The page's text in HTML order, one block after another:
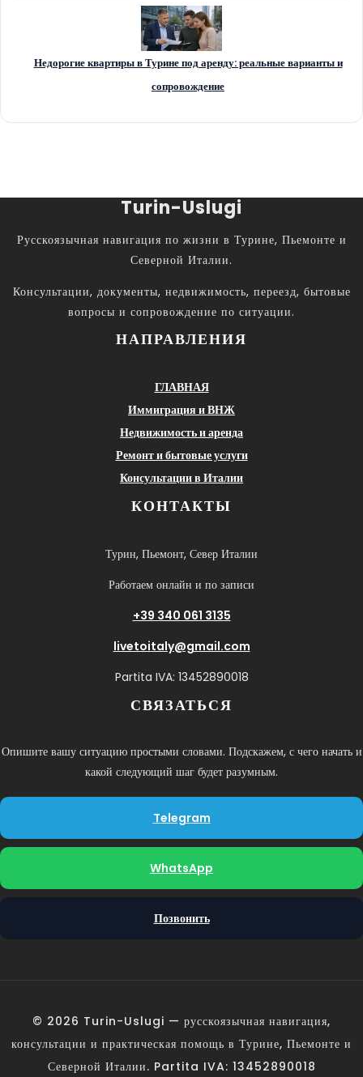
Недорогие квартиры в Турине под аренду: реальные варианты и
сопровождение
Turin-Uslugi
Русскоязычная навигация по жизни в Турине, Пьемонте и
Северной Италии.
Консультации, документы, недвижимость, переезд, бытовые
вопросы и сопровождение по ситуации.
НАПРАВЛЕНИЯ
ГЛАВНАЯ
Иммиграция и ВНЖ
Недвижимость и аренда
Ремонт и бытовые услуги
Консультации в Италии
КОНТАКТЫ
Турин, Пьемонт, Север Италии
Работаем онлайн и по записи
+39 340 061 3135
livetoitaly@gmail.com
Partita IVA: 13452890018
СВЯЗАТЬСЯ
Опишите вашу ситуацию простыми словами. Подскажем, с чего начать и
какой следующий шаг будет разумным.
Telegram
WhatsApp
Позвонить
© 2026 Turin-Uslugi — русскоязычная навигация,
консультации и практическая помощь в Турине, Пьемонте и
Северной Италии. Partita IVA: 13452890018